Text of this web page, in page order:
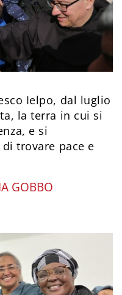
Ielpo, dal luglio
la terra in cui si
e si
trovare pace e
GOBBO